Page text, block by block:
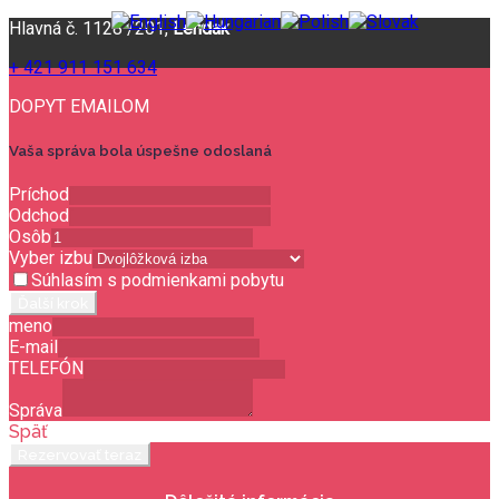
Hlavná č. 1128 /201,Lendak
+ 421 911 151 634
DOPYT EMAILOM
Vaša správa bola úspešne odoslaná
Príchod
Odchod
Osôb
Vyber izbu
Súhlasím s podmienkami pobytu
meno
E-mail
TELEFÓN
Správa
Späť